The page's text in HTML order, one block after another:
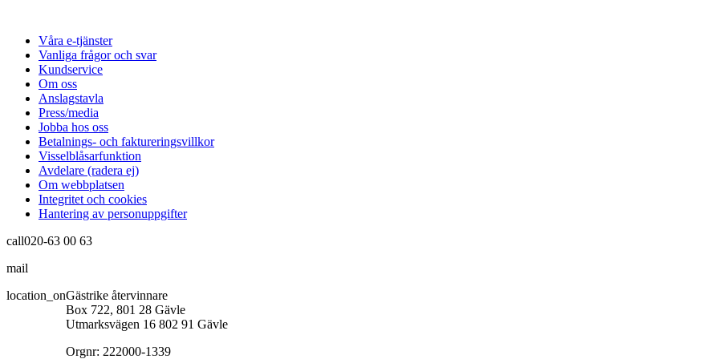
Våra e-tjänster
Vanliga frågor och svar
Kundservice
Om oss
Anslagstavla
Press/media
Jobba hos oss
Betalnings- och faktureringsvillkor
Visselblåsarfunktion
Avdelare (radera ej)
Om webbplatsen
Integritet och cookies
Hantering av personuppgifter
call020-63 00 63
mail
location_onGästrike återvinnare
Box 722, 801 28 Gävle
Utmarksvägen 16 802 91 Gävle
Orgnr: 222000-1339